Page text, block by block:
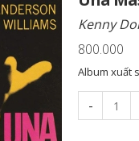
Kenny
800.000
Album xuất
-